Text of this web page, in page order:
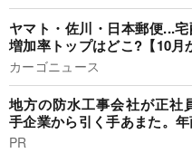
ヤマト・佐川・日本郵便...宅
増加率トップはどこ?【10月
カーゴニュース
地方の防水工事会社が正社
手企業から引く手あまた。
PR